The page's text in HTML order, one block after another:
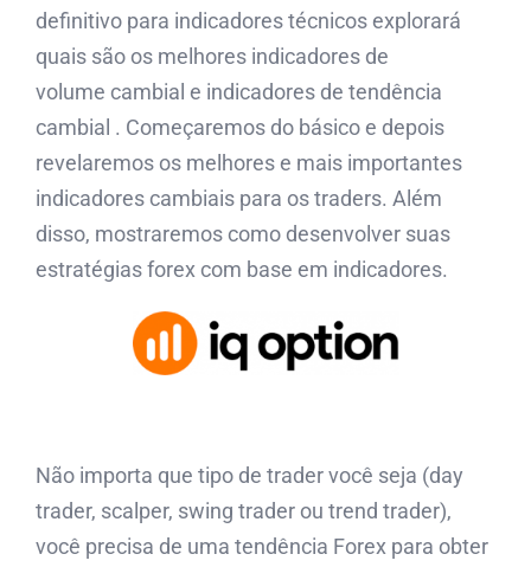
definitivo para indicadores técnicos explorará
quais são os melhores indicadores de
volume cambial e indicadores de tendência
cambial . Começaremos do básico e depois
revelaremos os melhores e mais importantes
indicadores cambiais para os traders. Além
disso, mostraremos como desenvolver suas
estratégias forex com base em indicadores.
Não importa que tipo de trader você seja (day
trader, scalper, swing trader ou trend trader),
você precisa de uma tendência Forex para obter